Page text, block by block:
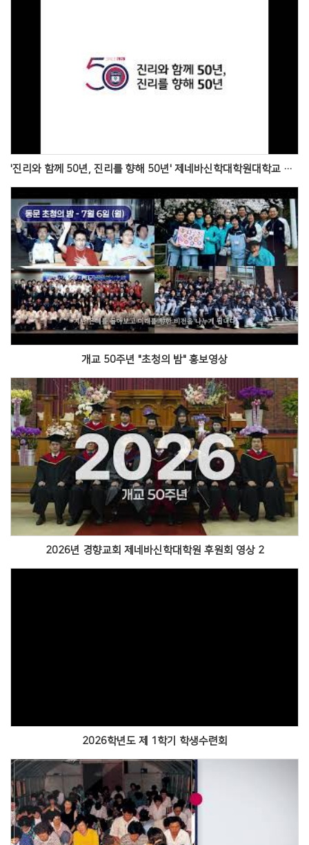
Views
'진리와 함께 50년, 진리를 향해 50년' 제네바신학대학원대학교 개교 50주년 초청의 밤 기념영상
Views
개교 50주년 "초청의 밤" 홍보영상
Views
2026년 경향교회 제네바신학대학원 후원회 영상 2
2026학년도 제 1학기 학생수련회
Views